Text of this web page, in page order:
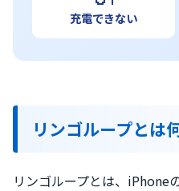
充電できない
リンゴループとは
リンゴループとは、iPhone